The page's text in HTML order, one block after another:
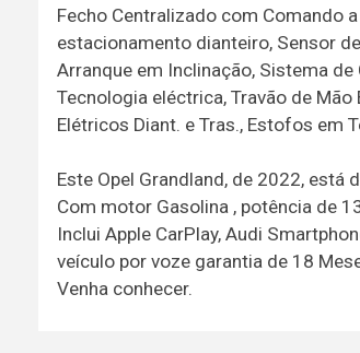
Fecho Centralizado com Comando
estacionamento dianteiro, Sensor
Arranque em Inclinação, Sistema
Tecnologia eléctrica, Travão de
Elétricos Diant. e Tras., Estofos em
Este Opel Grandland, de 2022,
Com motor Gasolina , potência de
Inclui Apple CarPlay, Audi
veículo por voze garantia de 18
Venha conhecer.